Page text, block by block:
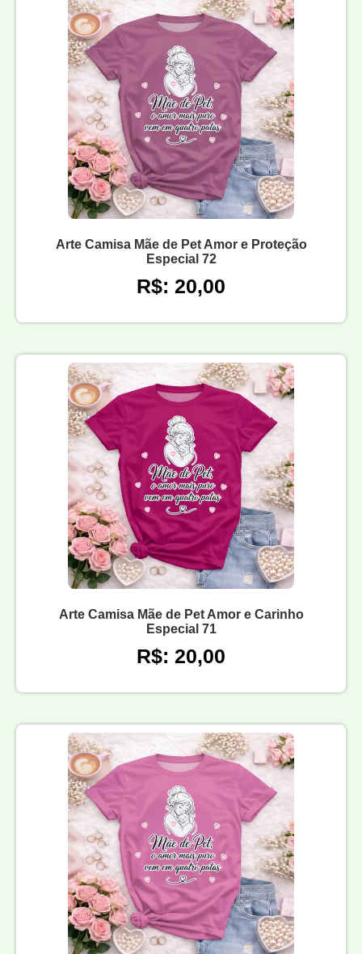
Arte Camisa Mãe de Pet Amor e Proteção
Especial 72
R$: 20,00
Arte Camisa Mãe de Pet Amor e Carinho
Especial 71
R$: 20,00